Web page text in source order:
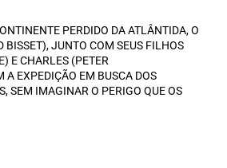
PERDIDO DA ATLÂNTIDA, O
BISSET), JUNTO COM SEUS FILHOS
E CHARLES (PETER
EXPEDIÇÃO EM BUSCA DOS
SEM IMAGINAR O PERIGO QUE OS